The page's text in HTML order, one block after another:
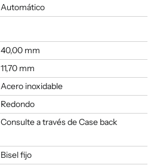
Automático
40,00 mm
11,70 mm
Acero inoxidable
Redondo
Consulte a través de Case back
Bisel fijo